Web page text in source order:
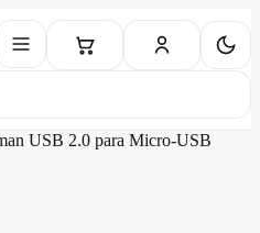
USB 2.0 para Micro-USB